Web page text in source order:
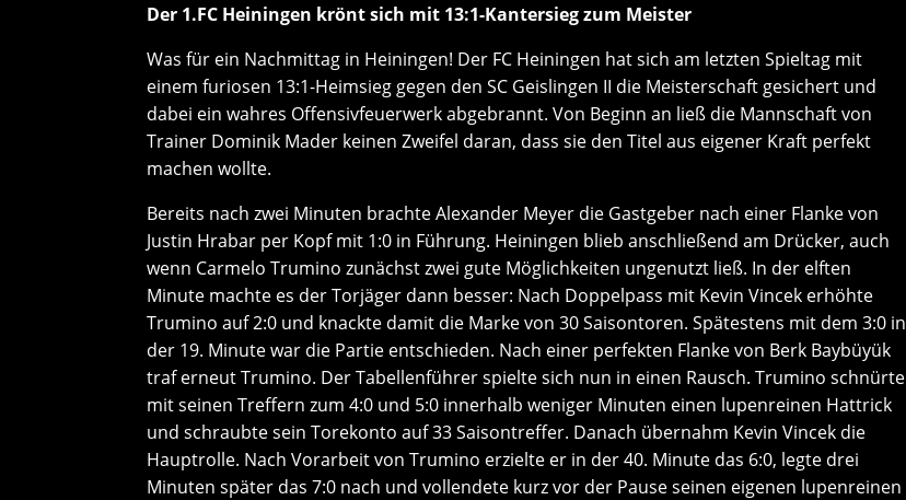
Der 1.FC Heiningen krönt sich mit 13:1-Kantersieg zum Meister
Was für ein Nachmittag in Heiningen! Der FC Heiningen hat sich am letzten Spieltag mit
einem furiosen 13:1-Heimsieg gegen den SC Geislingen II die Meisterschaft gesichert und
dabei ein wahres Offensivfeuerwerk abgebrannt. Von Beginn an ließ die Mannschaft von
Trainer Dominik Mader keinen Zweifel daran, dass sie den Titel aus eigener Kraft perfekt
machen wollte.
Bereits nach zwei Minuten brachte Alexander Meyer die Gastgeber nach einer Flanke von
Justin Hrabar per Kopf mit 1:0 in Führung. Heiningen blieb anschließend am Drücker, auch
wenn Carmelo Trumino zunächst zwei gute Möglichkeiten ungenutzt ließ. In der elften
Minute machte es der Torjäger dann besser: Nach Doppelpass mit Kevin Vincek erhöhte
Trumino auf 2:0 und knackte damit die Marke von 30 Saisontoren. Spätestens mit dem 3:0 in
der 19. Minute war die Partie entschieden. Nach einer perfekten Flanke von Berk Baybüyük
traf erneut Trumino. Der Tabellenführer spielte sich nun in einen Rausch. Trumino schnürte
mit seinen Treffern zum 4:0 und 5:0 innerhalb weniger Minuten einen lupenreinen Hattrick
und schraubte sein Torekonto auf 33 Saisontreffer. Danach übernahm Kevin Vincek die
Hauptrolle. Nach Vorarbeit von Trumino erzielte er in der 40. Minute das 6:0, legte drei
Minuten später das 7:0 nach und vollendete kurz vor der Pause seinen eigenen lupenreinen